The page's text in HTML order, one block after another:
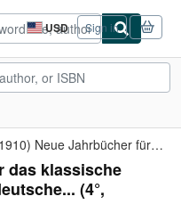
USD
Site
shopping
preferences
Sign in
(1910) Neue Jahrbücher für das klassische Altertum Geschichte ...
das klassische
(4°,